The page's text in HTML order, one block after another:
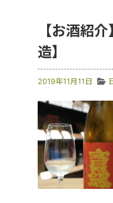
【お酒紹
造】
2019年11月11日